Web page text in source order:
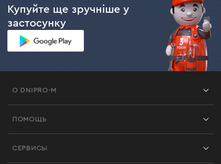
Купуйте ще зручніше у
застосунку
О DNIPRO-M
ПОМОЩЬ
СЕРВИСЫ